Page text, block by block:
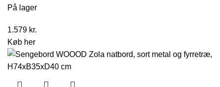
På lager
1.579 kr.
Køb her